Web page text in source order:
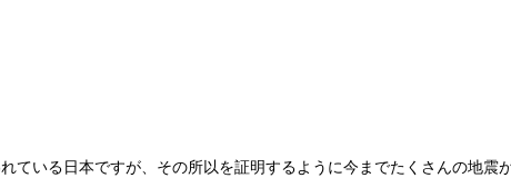
ている日本ですが、その所以を証明するように今までたくさんの地震